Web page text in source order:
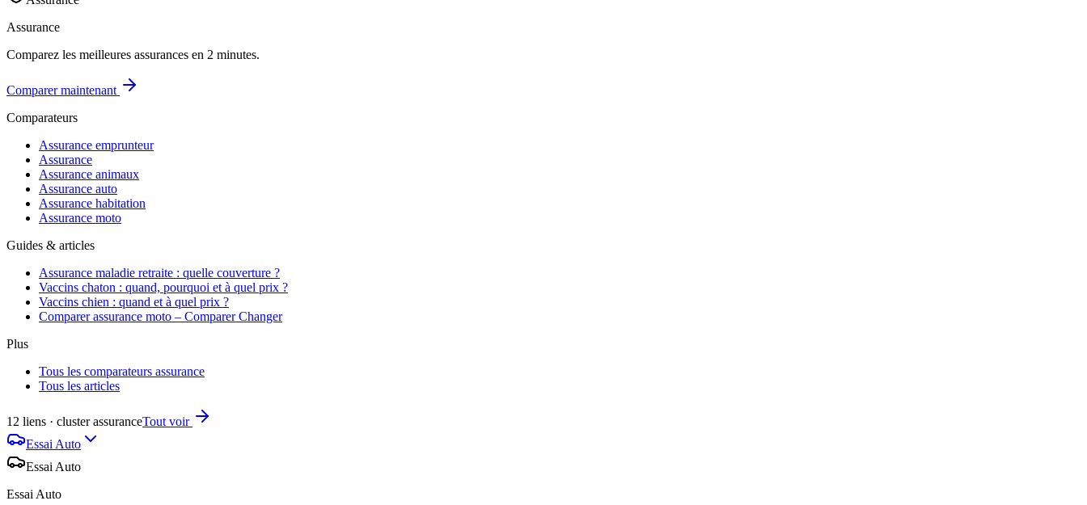
Assurance
Comparez les meilleures assurances en 2 minutes.
Comparer maintenant
Comparateurs
Assurance emprunteur
Assurance
Assurance animaux
Assurance auto
Assurance habitation
Assurance moto
Guides & articles
Assurance maladie retraite : quelle couverture ?
Vaccins chaton : quand, pourquoi et à quel prix ?
Vaccins chien : quand et à quel prix ?
Comparer assurance moto – Comparer Changer
Plus
Tous les comparateurs assurance
Tous les articles
12 liens · cluster assuranceTout voir
Essai Auto
Essai Auto
Essai Auto